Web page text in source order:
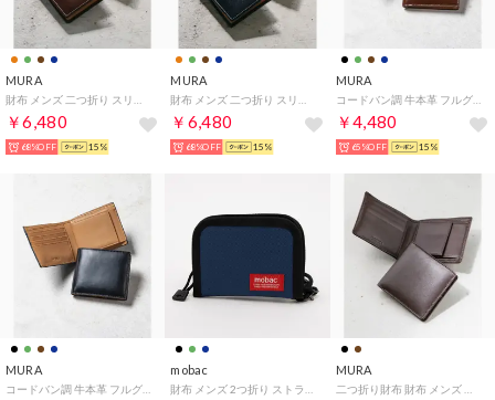
MURA
￥6,480
68%OFF 15%
MURA
￥6,480
68%OFF 15%
MURA
コードバン調 牛本革 フルグレイン スムースレザー ボックス型コイン収納 二つ折り財布 （ブラウン）
￥4,480
65%OFF 15%
MURA mobac MURA